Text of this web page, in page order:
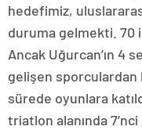
hedefimiz,
duruma gelmekti. 70
Ancak Uğurcan’ın 4
gelişen sporculardan
sürede oyunlara
triatlon alanında